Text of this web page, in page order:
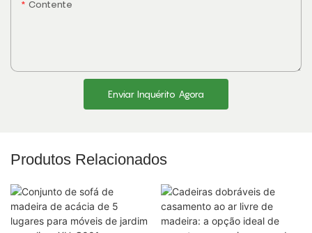
Contente
Enviar Inquérito Agora
Produtos Relacionados